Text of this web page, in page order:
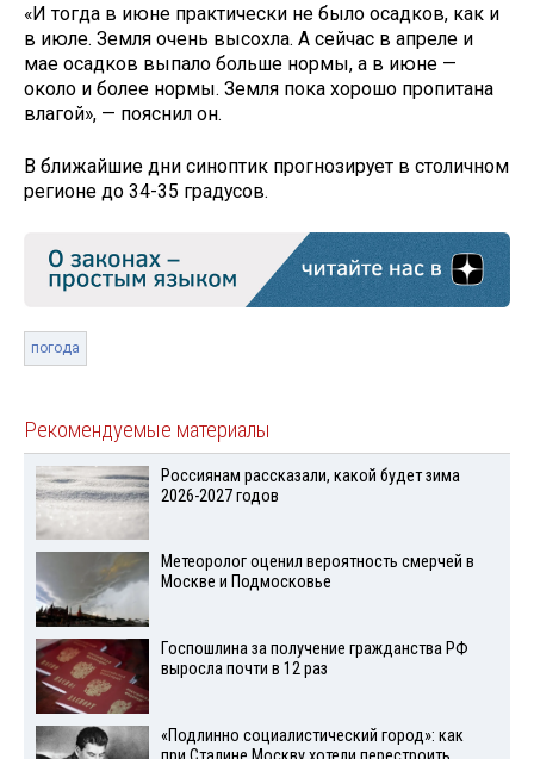
«И тогда в июне практически не было осадков, как и
в июле. Земля очень высохла. А сейчас в апреле и
мае осадков выпало больше нормы, а в июне —
около и более нормы. Земля пока хорошо пропитана
влагой», — пояснил он.
В ближайшие дни синоптик прогнозирует в столичном
регионе до 34-35 градусов.
погода
Рекомендуемые материалы
Россиянам рассказали, какой будет зима
2026-2027 годов
Метеоролог оценил вероятность смерчей в
Москве и Подмосковье
Госпошлина за получение гражданства РФ
выросла почти в 12 раз
«Подлинно социалистический город»: как